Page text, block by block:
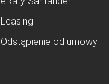
Leasing
Odstąpienie od umowy